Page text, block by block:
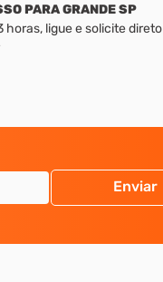
PARA GRANDE SP
horas, ligue e solicite direto
Enviar